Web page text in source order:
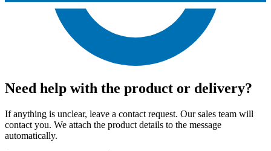
Need help with the product or delivery?
If anything is unclear, leave a contact request. Our sales team will
contact you. We attach the product details to the message
automatically.